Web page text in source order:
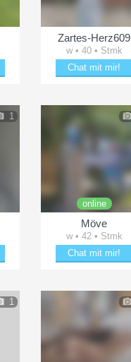
Zartes-Herz609
w • 40 • Stmk
Chat mit mir!
1
online
Möve
w • 42 • Stmk
Chat mit mir!
1